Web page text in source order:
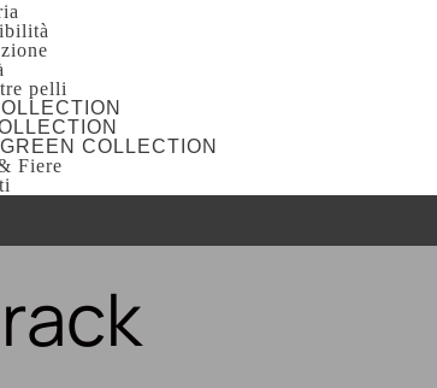
pelli
COLLECTION
Fiere